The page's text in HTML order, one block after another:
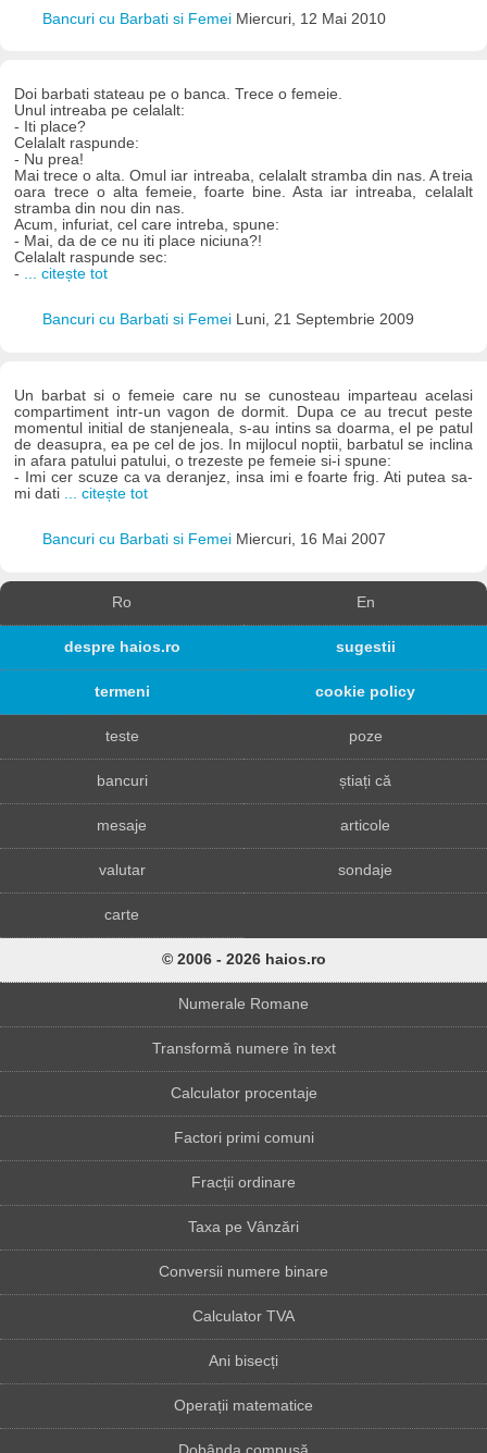
Bancuri cu Barbati si Femei Miercuri, 12 Mai 2010
Doi barbati stateau pe o banca. Trece o femeie.
Unul intreaba pe celalalt:
- Iti place?
Celalalt raspunde:
- Nu prea!
Mai trece o alta. Omul iar intreaba, celalalt stramba din nas. A treia
oara trece o alta femeie, foarte bine. Asta iar intreaba, celalalt
stramba din nou din nas.
Acum, infuriat, cel care intreba, spune:
- Mai, da de ce nu iti place niciuna?!
Celalalt raspunde sec:
- ... citește tot
Bancuri cu Barbati si Femei Luni, 21 Septembrie 2009
Un barbat si o femeie care nu se cunosteau imparteau acelasi
compartiment intr-un vagon de dormit. Dupa ce au trecut peste
momentul initial de stanjeneala, s-au intins sa doarma, el pe patul
de deasupra, ea pe cel de jos. In mijlocul noptii, barbatul se inclina
in afara patului patului, o trezeste pe femeie si-i spune:
- Imi cer scuze ca va deranjez, insa imi e foarte frig. Ati putea sa-
mi dati
... citește tot
Bancuri cu Barbati si Femei Miercuri, 16 Mai 2007
Ro En
despre haios.ro sugestii
termeni cookie policy
teste poze
bancuri știați că
mesaje articole
valutar sondaje
carte
© 2006 - 2026 haios.ro
Numerale Romane
Transformă numere în text
Calculator procentaje
Factori primi comuni
Fracții ordinare
Taxa pe Vânzări
Conversii numere binare
Calculator TVA
Ani bisecți
Operații matematice